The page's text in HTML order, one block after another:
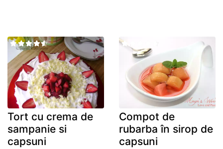
Tort cu crema de
sampanie si
capsuni
Compot de
rubarba în sirop de
capsuni